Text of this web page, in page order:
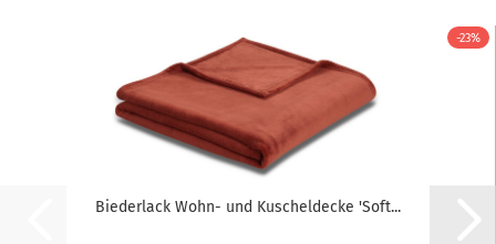
-23%
Biederlack Wohn- und Kuscheldecke 'Soft...